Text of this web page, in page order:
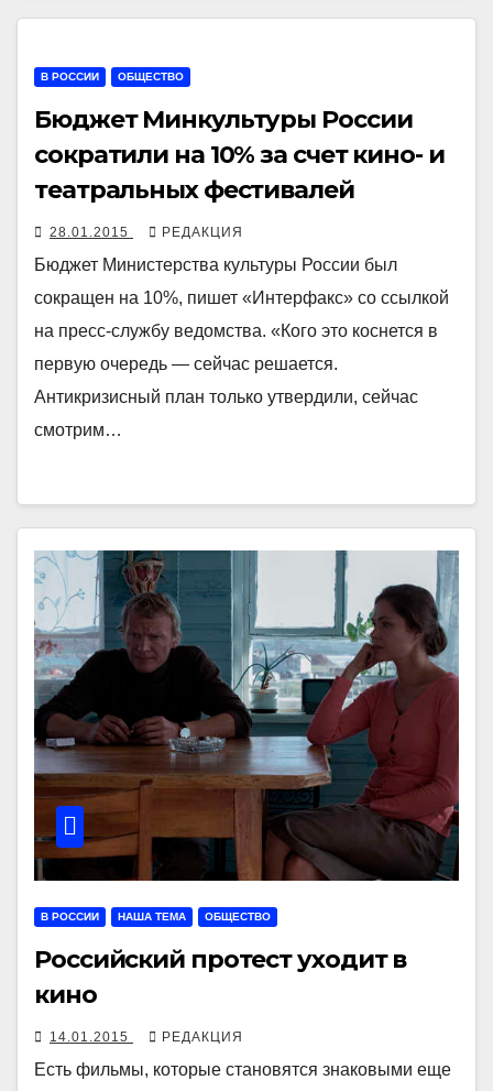
В РОССИИ ОБЩЕСТВО
Бюджет Минкультуры России
сократили на 10% за счет кино- и
театральных фестивалей
28.01.2015 РЕДАКЦИЯ
Бюджет Министерства культуры России был
сокращен на 10%, пишет «Интерфакс» со ссылкой
на пресс-службу ведомства. «Кого это коснется в
первую очередь — сейчас решается.
Антикризисный план только утвердили, сейчас
смотрим…
В РОССИИ НАША ТЕМА ОБЩЕСТВО
Российский протест уходит в
кино
14.01.2015 РЕДАКЦИЯ
Есть фильмы, которые становятся знаковыми еще